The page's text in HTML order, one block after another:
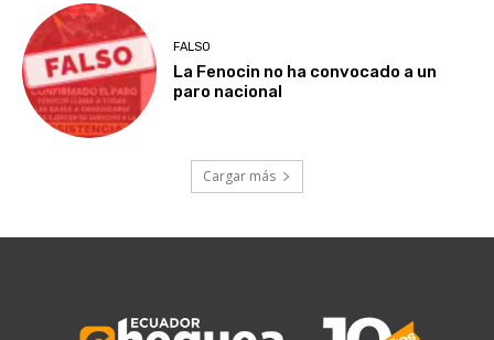
FALSO
La Fenocin no ha convocado a un
paro nacional
Cargar más